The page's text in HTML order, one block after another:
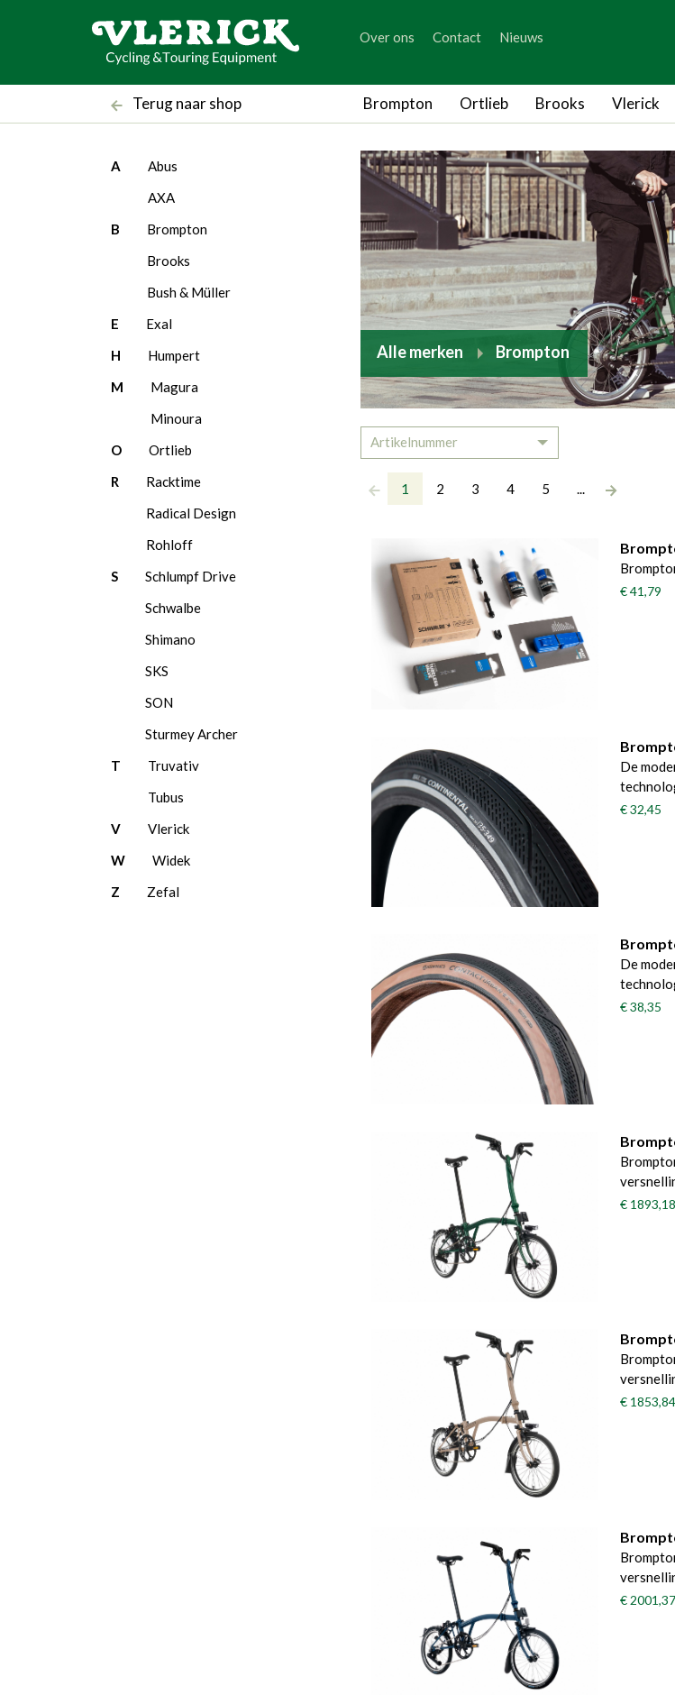
generic_skip_language
Over ons Contact Nieuws
Terug naar shop Brompton Ortlieb Brooks Vlerick
Alle merken Brompton
Artikelnummer Toggle Dropdown
1 2 3 4 5 ...
€ 41,79
De
€ 32,45
De
€ 38,35
€ 1893,18
€ 1853,84
€ 2001,37
filter_brands
A
Abus
AXA
B
Brompton
Brooks
Bush & Müller
E
Exal
H
Humpert
M
Magura
Minoura
O
Ortlieb
R
Racktime
Radical Design
Rohloff
S
Schlumpf Drive
Schwalbe
Shimano
SKS
SON
Sturmey Archer
T
Truvativ
Tubus
V
Vlerick
W
Widek
Z
Zefal